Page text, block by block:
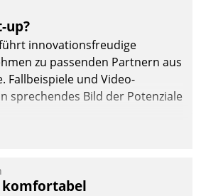
eine
up?
innovationsfreudige
zu passenden Partnern aus
Fallbeispiele und Video-
sprechendes Bild der Potenziale